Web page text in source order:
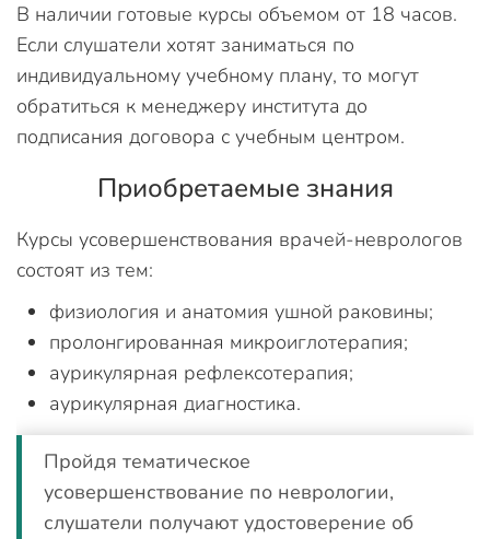
В наличии готовые курсы объемом от 18 часов.
Если слушатели хотят заниматься по
индивидуальному учебному плану, то могут
обратиться к менеджеру института до
подписания договора с учебным центром.
Приобретаемые знания
Курсы усовершенствования врачей-неврологов
состоят из тем:
физиология и анатомия ушной раковины;
пролонгированная микроиглотерапия;
аурикулярная рефлексотерапия;
аурикулярная диагностика.
Пройдя тематическое
усовершенствование по неврологии,
слушатели получают удостоверение об